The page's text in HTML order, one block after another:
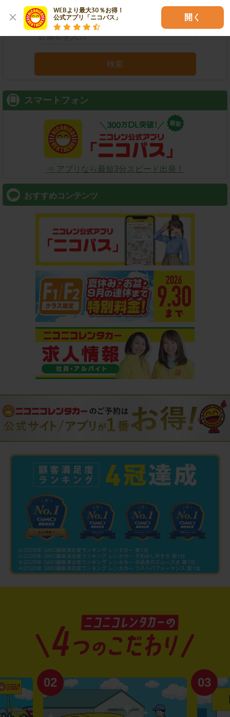
WEBより最大30％お得！
公式アプリ「ニコパス」
開く
店舗名 駅名
検索
スマートフォン
⇒ アプリなら最短3分スピード出発！
おすすめコンテンツ
02 03